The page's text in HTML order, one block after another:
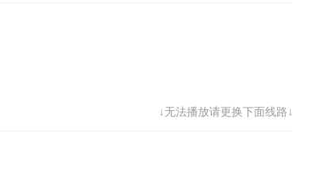
↓无法播放请更换下面线路↓